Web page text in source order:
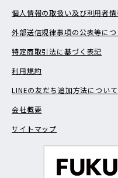
個人情報の取扱い及び利用者
外部送信規律事項の公表等につ
特定商取引法に基づく表記
利用規約
LINEの友だち追加方法について
会社概要
サイトマップ